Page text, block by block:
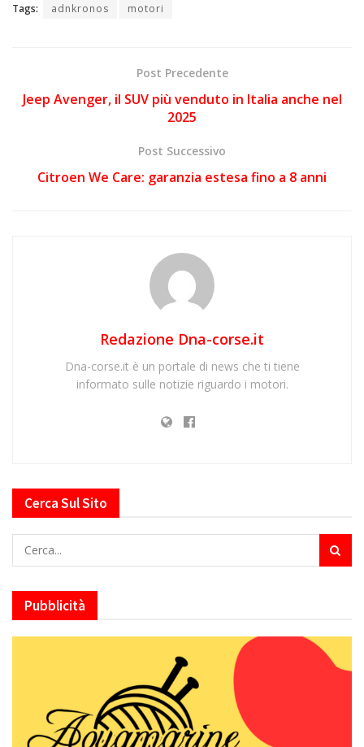
Tags: adnkronos motori
Post Precedente
Jeep Avenger, il SUV più venduto in Italia anche nel
2025
Post Successivo
Citroen We Care: garanzia estesa fino a 8 anni
Redazione Dna-corse.it
Dna-corse.it è un portale di news che ti tiene
informato sulle notizie riguardo i motori.
Cerca Sul Sito
Pubblicità